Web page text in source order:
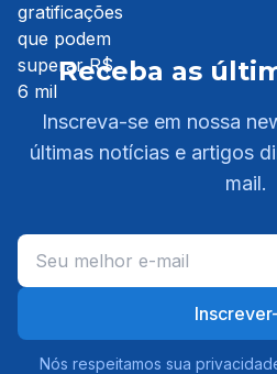
Receba as
Inscreva-se em nossa
últimas notícias e artigos
mail.
Nós respeitamos sua